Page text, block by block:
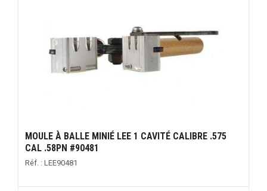
MOULE À BALLE MINIÉ LEE 1 CAVITÉ CALIBRE .575
CAL .58PN #90481
Réf. : LEE90481